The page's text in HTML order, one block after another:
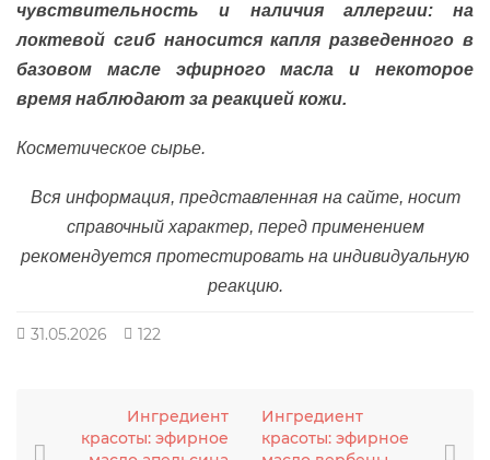
чувствительность и наличия аллергии: на
локтевой сгиб наносится капля разведенного в
базовом масле эфирного масла и некоторое
время наблюдают за реакцией кожи.
Косметическое сырье.
Вся информация, представленная на сайте, носит
справочный характер, перед применением
рекомендуется протестировать на индивидуальную
реакцию.
31.05.2026 122
Ингредиент
красоты: эфирное
Ингредиент
красоты: эфирное